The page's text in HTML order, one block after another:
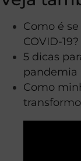
Como é
COVID-19?
5 dicas
pandemia
Como